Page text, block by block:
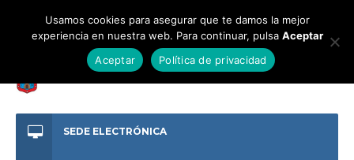
SEDE ELECTRÓNICA
Usamos cookies para asegurar que te damos la mejor
experiencia en nuestra web. Para continuar, pulsa Aceptar
Aceptar
Política de privacidad